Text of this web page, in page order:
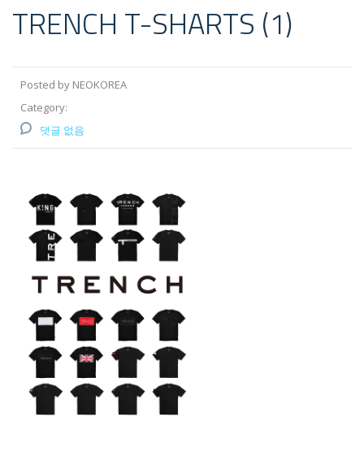
TRENCH T-SHARTS (1)
Posted by NEOKOREA
Category:
댓글 없음